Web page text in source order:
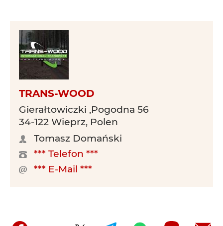
TRANS-WOOD
Gierałtowiczki ,Pogodna 56
34-122 Wieprz, Polen
Tomasz Domański
*** Telefon ***
*** E-Mail ***